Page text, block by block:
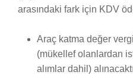
arasındaki fark için KDV
Araç katma değer
(mükellef olanlardan
alımlar dahil)